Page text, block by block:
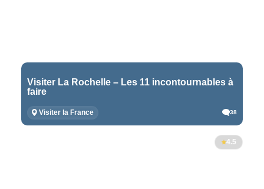
Visiter La Rochelle – Les 11 incontournables à
faire
Visiter la France 38
4.5